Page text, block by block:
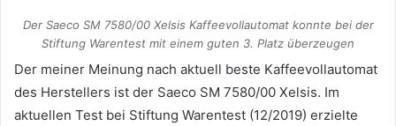
Der Saeco SM 7580/00 Xelsis Kaffeevollautomat konnte bei der
Stiftung Warentest mit einem guten 3. Platz überzeugen
Der meiner Meinung nach aktuell beste Kaffeevollautomat
des Herstellers ist der Saeco SM 7580/00 Xelsis. Im
aktuellen Test bei Stiftung Warentest (12/2019) erzielte